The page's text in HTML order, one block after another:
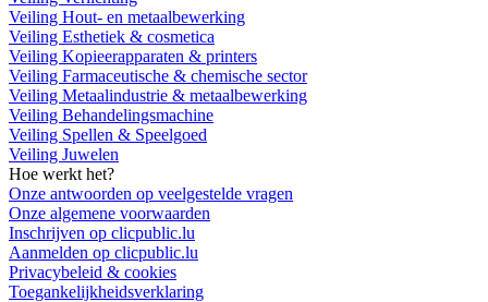
Veiling Hout- en metaalbewerking
Veiling Esthetiek & cosmetica
Veiling Kopieerapparaten & printers
Veiling Farmaceutische & chemische sector
Veiling Metaalindustrie & metaalbewerking
Veiling Behandelingsmachine
Veiling Spellen & Speelgoed
Veiling Juwelen
Hoe werkt het?
Onze antwoorden op veelgestelde vragen
Onze algemene voorwaarden
Inschrijven op clicpublic.lu
Aanmelden op clicpublic.lu
Privacybeleid & cookies
Toegankelijkheidsverklaring